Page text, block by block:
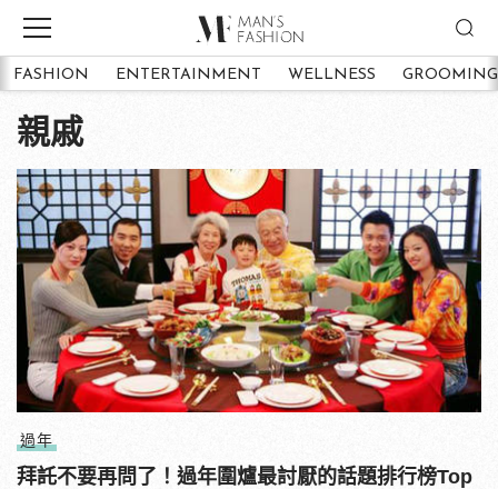
FASHION ENTERTAINMENT WELLNESS GROOMING
親戚
過年
拜託不要再問了！過年圍爐最討厭的話題排行榜Top